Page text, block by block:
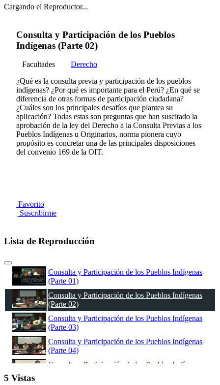
Cargando el Reproductor...
Consulta y Participación de los Pueblos
Indígenas (Parte 02)
Facultades
Derecho
¿Qué es la consulta previa y participación de los pueblos
indígenas? ¿Por qué es importante para el Perú? ¿En qué se
diferencia de otras formas de participación ciudadana?
¿Cuáles son los principales desafíos que plantea su
aplicación? Todas estas son preguntas que han suscitado la
aprobación de la ley del Derecho a la Consulta Previas a los
Pueblos Indígenas u Originarios, norma pionera cuyo
propósito es concretar una de las principales disposiciones
del convenio 169 de la OIT.
Favorito
Suscribirme
Lista de Reproducción
Consulta y Participación de los Pueblos Indígenas
(Parte 01)
Consulta y Participación de los Pueblos Indígenas
(Parte 02)
Consulta y Participación de los Pueblos Indígenas
(Parte 03)
Consulta y Participación de los Pueblos Indígenas
(Parte 04)
Consulta y Participación de los Pueblos Indígenas
5 Vistas